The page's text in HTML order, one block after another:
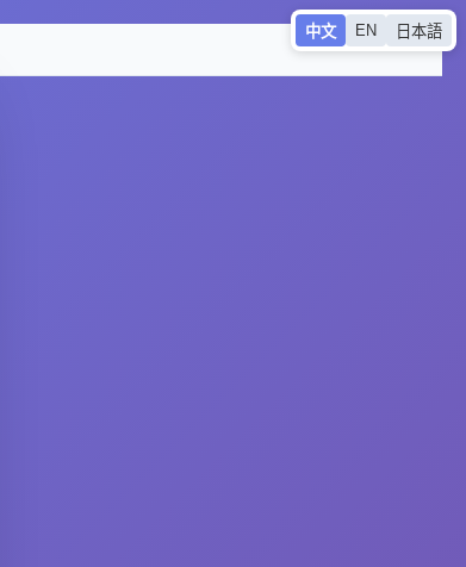
中文 EN 日本語